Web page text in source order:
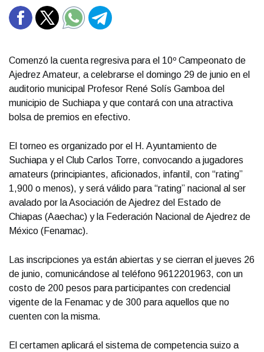
Comenzó la cuenta regresiva para el 10º Campeonato de
Ajedrez Amateur, a celebrarse el domingo 29 de junio en el
auditorio municipal Profesor René Solís Gamboa del
municipio de Suchiapa y que contará con una atractiva
bolsa de premios en efectivo.
El torneo es organizado por el H. Ayuntamiento de
Suchiapa y el Club Carlos Torre, convocando a jugadores
amateurs (principiantes, aficionados, infantil, con “rating”
1,900 o menos), y será válido para “rating” nacional al ser
avalado por la Asociación de Ajedrez del Estado de
Chiapas (Aaechac) y la Federación Nacional de Ajedrez de
México (Fenamac).
Las inscripciones ya están abiertas y se cierran el jueves 26
de junio, comunicándose al teléfono 9612201963, con un
costo de 200 pesos para participantes con credencial
vigente de la Fenamac y de 300 para aquellos que no
cuenten con la misma.
El certamen aplicará el sistema de competencia suizo a